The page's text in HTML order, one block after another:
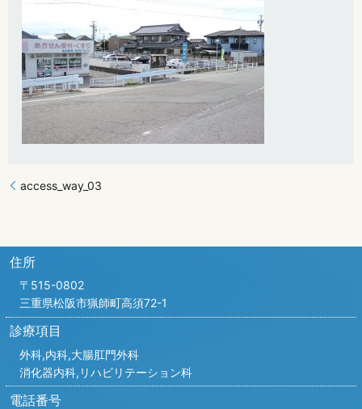
access_way_03
住所
〒515-0802
三重県松阪市猟師町高須72-1
診療項目
外科,内科,大腸肛門外科
消化器内科,リハビリテーション科
電話番号